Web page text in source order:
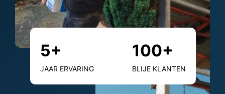
5+
5+
JAAR ERVARING
100+
100+
BLIJE KLANTEN